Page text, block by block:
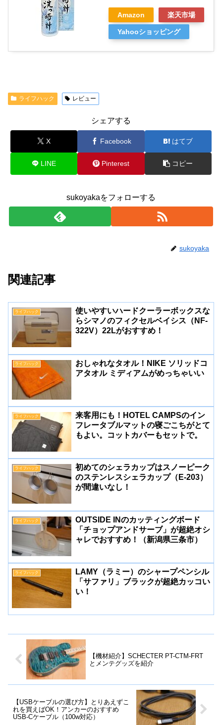
Amazon 楽天市場
Yahooショッピング
ライフハック レビュー
シェアする
X Facebook はてブ
LINE Pinterest コピー
sukoyakaをフォローする
sukoyaka
関連記事
ライフハック
使いやすいハードクーラーボックスな
らシマノのフィクセルベイシス（NF-
322V）22Lがおすすめ！
ライフハック
おしゃれなタオル！NIKE ソリッドコ
アタオル ミディアムがめっちゃいい
ライフハック
来客用にも！HOTEL CAMPSのイン
フレータブルマットの寝ごこちがとて
もよい。コットカバーもセットで。
ライフハック
初めてのシェラカップはスノーピーク
のステンレスシェラカップ（E-203）
が間違いなし！
ライフハック
OUTSIDE INのカッティングボード
「チョップアンドサーブ」が超絶オシ
ャレでおすすめ！（新潟県三条市）
ライフハック
LAMY（ラミー）のシャープペンシル
「サファリ」ブラックが超絶カッコい
い！
【機材紹介】SCHECTER PT-CTM-FRT
とメンテグッズを紹介
【USBケーブルの選び方】とりあえずこ
れを買えばOK！アンカーのおすすめ
USB-Cケーブル（100w対応）